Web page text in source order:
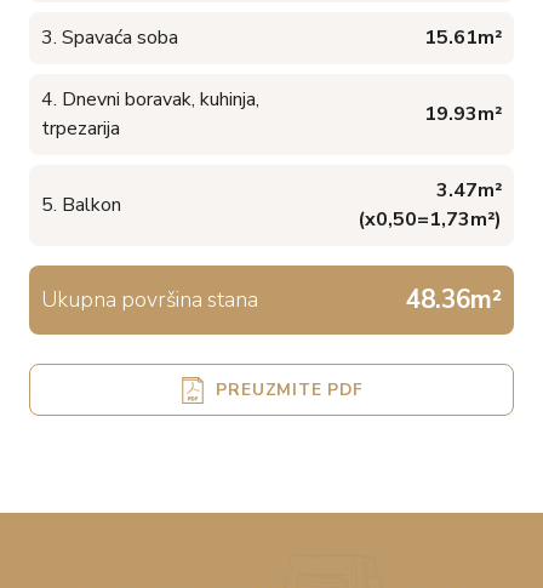
3. Spavaća soba 15.61m²
4. Dnevni boravak, kuhinja,
trpezarija
19.93m²
5. Balkon
3.47m²
(x0,50=1,73m²)
Ukupna površina stana 48.36m²
PREUZMITE PDF